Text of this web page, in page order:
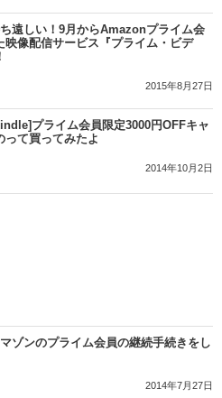
遠しい！9月からAmazonプライム会
映像配信サービス『プライム・ビデ
2015年8月27日
プライム会員限定3000円OFFキャ
って買ってみたよ
2014年10月2日
ゾンのプライム会員の継続手続きをし
2014年7月27日